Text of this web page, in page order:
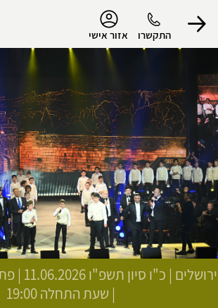
התקשרו אזור אישי
הפרופיל
התנתק
ירושלים | כ"ו סיון תשפ"ו
| שעת התחלה 19:00